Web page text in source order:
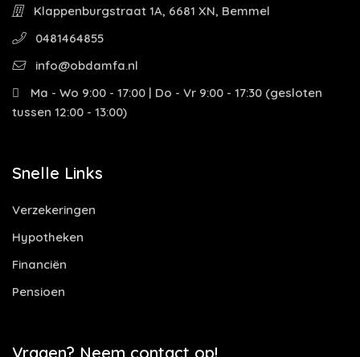
Klappenburgstraat 1A, 6681 XN, Bemmel
0481464855
info@obdamfa.nl
Ma - Wo 9:00 - 17:00 | Do - Vr 9:00 - 17:30 (gesloten
tussen 12:00 - 13:00)
Snelle Links
Verzekeringen
Hypotheken
Financiën
Pensioen
Vragen? Neem contact op!